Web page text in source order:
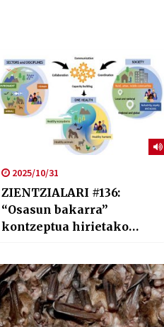
2025/10/31
ZIENTZIALARI #136:
“Osasun bakarra”
kontzeptua hirietako
(Ainhoa Bereziartua)